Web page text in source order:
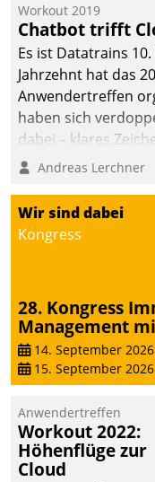
Quartier. Dazwischen
zeigte Datatrain,
Neues zu bieten hat.
Workout 2019
Chatbot trifft
Es ist Datatrains
Jahrzehnt hat das
Anwendertreffen
haben sich
dabei – klares
Fokussierung auf
Andreas Lerchner
Wir sind dabei
Kongress
28. Kongress
Management
14. September 2026
15. September 2026
Anwendertreffen
Workout 2022:
Höhenflüge zur
Cloud